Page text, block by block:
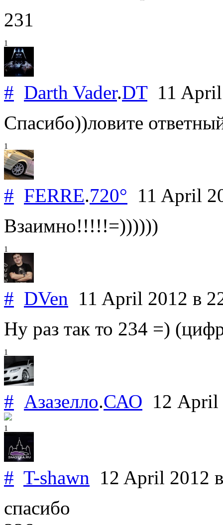
231
1
# Darth Vader.DT11
Спасибо))ловите
1
# FERRE.720° 11 April
Взаимно!!!!!=))))))
1
# DVen 11 April 2012 в
Ну раз так то 234 =)
1
# Азазелло.САО 12
1
# T-shawn 12 April 2012
спасибо